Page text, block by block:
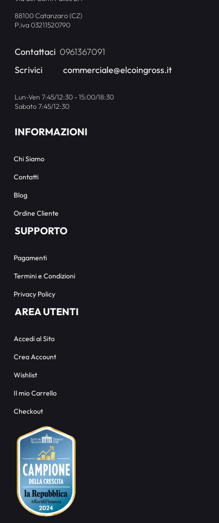
88100 Catanzaro (CZ)
P.iva 03211520790
Contattaci 0961367091
Scrivici
commerciale@elcoingross.it
Lun-Ven 7:45/12:30 - 15:00/18:30
Sabato 7:45/12:30
INFORMAZIONI
Chi Siamo
Contatti
Blog
Ordine Cliente
SUPPORTO
Pagamenti
Termini e Condizioni
Privacy Policy
AREA UTENTI
Accedi al Sito
Crea Account
Wishlist
Il mio Carrello
Checkout